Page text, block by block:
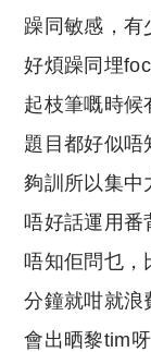
躁同敏感，有
好煩躁同埋
起枝筆嘅時候
題目都好似唔
夠訓所以集中
唔好話運用番
唔知佢問乜，
分鐘就咁就浪
會出晒黎tim呀